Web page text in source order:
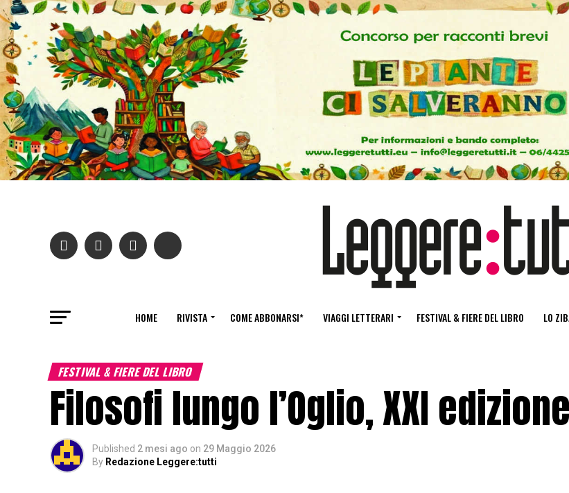
HOME RIVISTA COME ABBONARSI* VIAGGI LETTERARI FESTIVAL & FIERE DEL LIBRO LO
FESTIVAL & FIERE DEL LIBRO
Filosofi lungo l’Oglio, XXI edizione
Published 2 mesi ago on 29 Maggio 2026
By Redazione Leggere:tutti